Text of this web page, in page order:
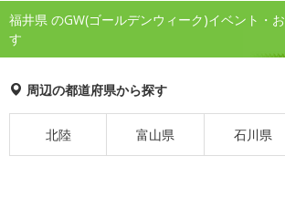
福井県 のGW(ゴールデンウィーク)イベント・
す
周辺の都道府県から探す
北陸 富山県 石川県